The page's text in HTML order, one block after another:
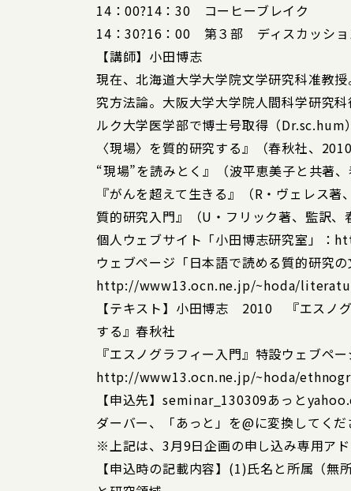
14：00?14：30 コーヒーブレイク
14：30?16：00 第３部 ディスカッシ
【講師】小田博志
現在、北海道大学大学院文学研究科准教
究方法論。大阪大学大学院人間科学研究
ルク大学医学部で博士号取得（
〈現場〉を質的研究する』（春秋社、
“現場”を読みとく』（波平恵美子と共著
『がんを超えて生きる』（R・ヴェレス
質的研究入門』（U・フリック著、監訳、
個人ウェブサイト「小田博志研究室」
ウェブページ「日本語で読める質的研究の
http://www13.ocn.ne.jp/~hoda/
【テキスト】小田博志 2010 『エスノ
する』春秋社
『エスノグラフィー入門』特設ウェブペー
http://www13.ocn.ne.jp/~hoda/
【申込先】seminar_130309あっと
ダーバー、「あっと」を@に変換してくだ
※上記は、3月9日企画の申し込み専用アド
【申込時の記載内容】(1)氏名と所属（